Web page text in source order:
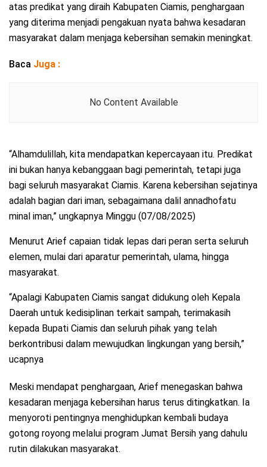
atas predikat yang diraih Kabupaten Ciamis, penghargaan
yang diterima menjadi pengakuan nyata bahwa kesadaran
masyarakat dalam menjaga kebersihan semakin meningkat.
Baca Juga :
No Content Available
“Alhamdulillah, kita mendapatkan kepercayaan itu. Predikat
ini bukan hanya kebanggaan bagi pemerintah, tetapi juga
bagi seluruh masyarakat Ciamis. Karena kebersihan sejatinya
adalah bagian dari iman, sebagaimana dalil annadhofatu
minal iman,” ungkapnya Minggu (07/08/2025)
Menurut Arief capaian tidak lepas dari peran serta seluruh
elemen, mulai dari aparatur pemerintah, ulama, hingga
masyarakat.
“Apalagi Kabupaten Ciamis sangat didukung oleh Kepala
Daerah untuk kedisiplinan terkait sampah, terimakasih
kepada Bupati Ciamis dan seluruh pihak yang telah
berkontribusi dalam mewujudkan lingkungan yang bersih,”
ucapnya
Meski mendapat penghargaan, Arief menegaskan bahwa
kesadaran menjaga kebersihan harus terus ditingkatkan. Ia
menyoroti pentingnya menghidupkan kembali budaya
gotong royong melalui program Jumat Bersih yang dahulu
rutin dilakukan masyarakat.